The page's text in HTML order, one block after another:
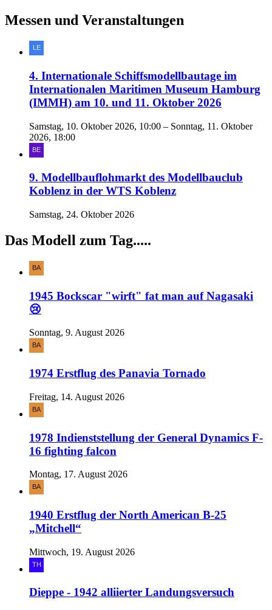
Messen und Veranstaltungen
4. Internationale Schiffsmodellbautage im
Internationalen Maritimen Museum Hamburg
(IMMH) am 10. und 11. Oktober 2026
Samstag, 10. Oktober 2026, 10:00 – Sonntag, 11. Oktober
2026, 18:00
9. Modellbauflohmarkt des Modellbauclub
Koblenz in der WTS Koblenz
Samstag, 24. Oktober 2026
Das Modell zum Tag.....
1945 Bockscar "wirft" fat man auf Nagasaki
😢
Sonntag, 9. August 2026
1974 Erstflug des Panavia Tornado
Freitag, 14. August 2026
1978 Indienststellung der General Dynamics F-
16 fighting falcon
Montag, 17. August 2026
1940 Erstflug der North American B-25
„Mitchell“
Mittwoch, 19. August 2026
Dieppe - 1942 alliierter Landungsversuch